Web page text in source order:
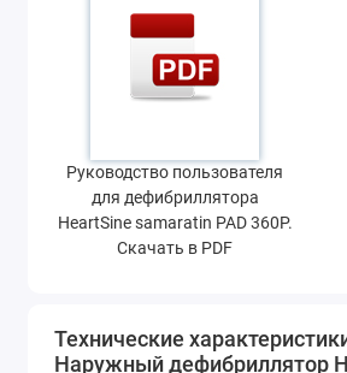
Руководство пользователя
для дефибриллятора
HeartSine samaratin PAD 360P.
Скачать в PDF
Технические
Наружный дефибриллятор